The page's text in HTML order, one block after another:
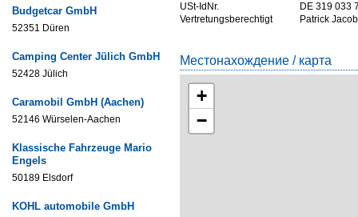
Budgetcar GmbH
52351 Düren
Camping Center Jülich GmbH
52428 Jülich
Caramobil GmbH (Aachen)
52146 Würselen-Aachen
Klassische Fahrzeuge Mario
Engels
50189 Elsdorf
KOHL automobile GmbH
USt-IdNr.
DE 319 033
Vertretungsberechtigt
Patrick
Местонахождение / карта
+
−